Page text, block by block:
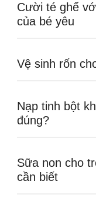
Cười té ghế
của bé yêu
Vệ sinh rốn
Nạp tinh bột
đúng?
Sữa non cho
cần biết